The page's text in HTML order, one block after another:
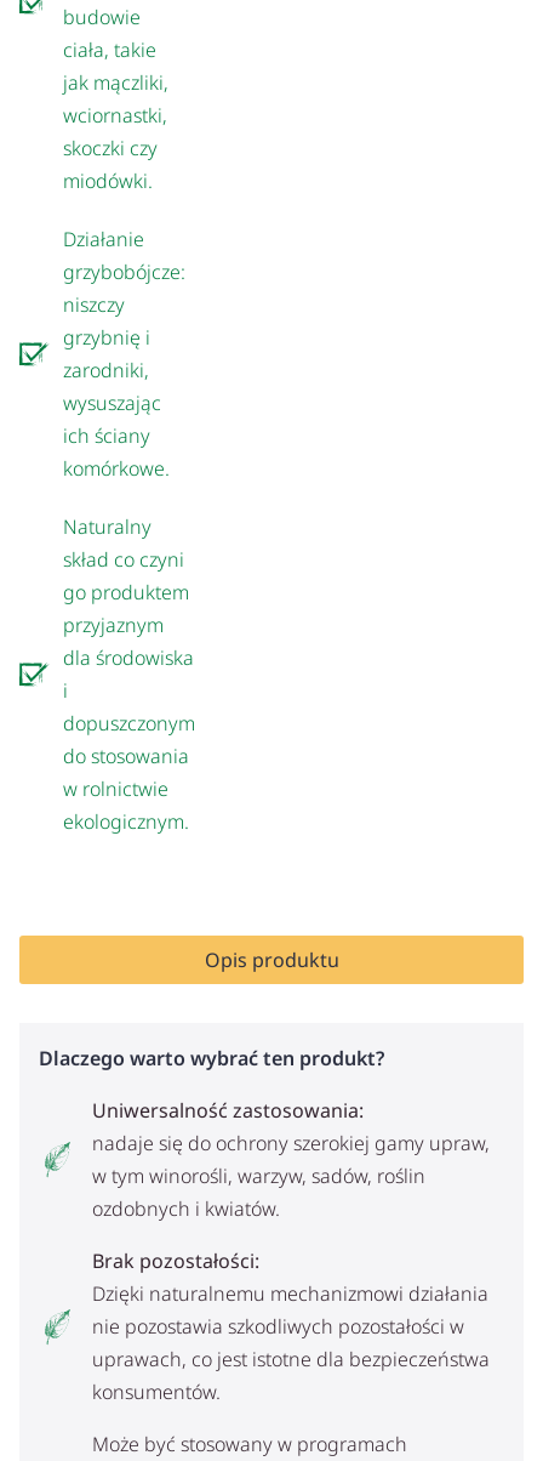
budowie
ciała, takie
jak mączliki,
wciornastki,
skoczki czy
miodówki.
Działanie
grzybobójcze:
niszczy
grzybnię i
zarodniki,
wysuszając
ich ściany
komórkowe.
Naturalny
skład co czyni
go produktem
przyjaznym
dla środowiska
i
dopuszczonym
do stosowania
w rolnictwie
ekologicznym.
Opis produktu
Dlaczego warto wybrać ten produkt?
Uniwersalność zastosowania:
nadaje się do ochrony szerokiej gamy upraw,
w tym winorośli, warzyw, sadów, roślin
ozdobnych i kwiatów.
Brak pozostałości:
Dzięki naturalnemu mechanizmowi działania
nie pozostawia szkodliwych pozostałości w
uprawach, co jest istotne dla bezpieczeństwa
konsumentów.
Może być stosowany w programach